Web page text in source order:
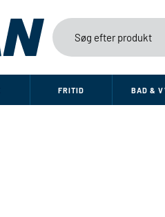
FRITID BAD &